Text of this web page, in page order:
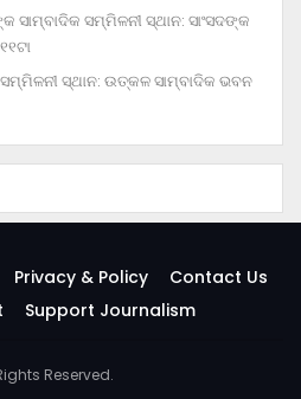
ସାମ୍ବାଦିକ ସମ୍ମିଳନୀ ସ୍ଥାନ: ସାଂସଦଙ୍କ
ସମ୍ମିଳନୀ ସ୍ଥାନ: ଉତ୍କଳ ସାମ୍ବାଦିକ ଭବନ
Privacy & Policy
Contact Us
Support Journalism
Reserved.